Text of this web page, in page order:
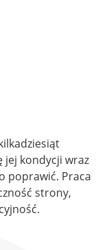
jej kondycji wraz
poprawić. Praca
strony,